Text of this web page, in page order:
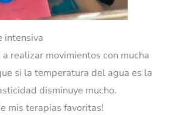
intensiva
realizar movimientos con mucha
si la temperatura del agua es la
disminuye mucho.
mis terapias favoritas!